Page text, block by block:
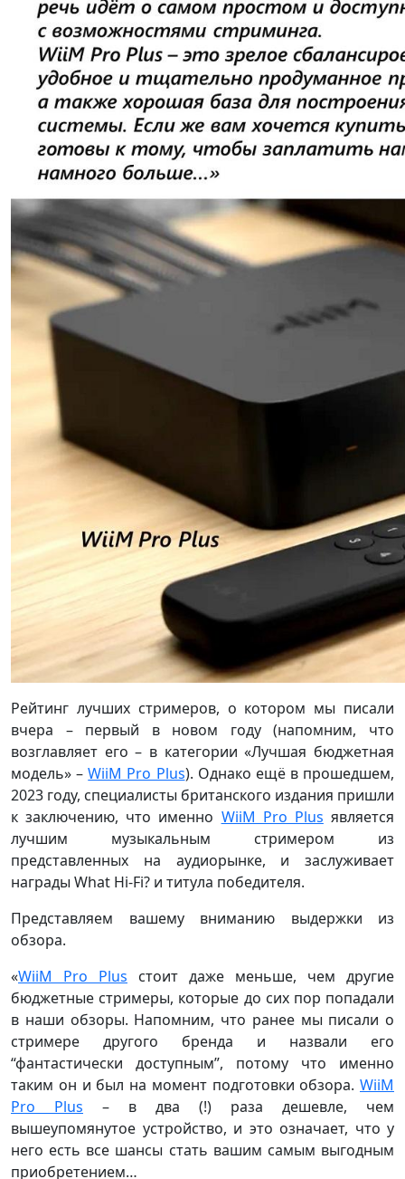
Рейтинг лучших стримеров, о котором мы писали
вчера – первый в новом году (напомним, что
возглавляет его – в категории «Лучшая бюджетная
модель» –WiiM Pro Plus). Однако ещё в прошедшем,
2023 году, специалисты британского издания пришли
к заключению, что именно WiiM Pro Plus является
лучшим музыкальным стримером из
представленных на аудиорынке, и заслуживает
награды What Hi-Fi? и титула победителя.
Представляем вашему вниманию выдержки из
обзора.
«WiiM Pro Plus стоит даже меньше, чем другие
бюджетные стримеры, которые до сих пор попадали
в наши обзоры. Напомним, что ранее мы писали о
стримере другого бренда и назвали его
“фантастически доступным”, потому что именно
таким он и был на момент подготовки обзора. WiiM
Pro Plus – в два (!) раза дешевле, чем
вышеупомянутое устройство, и это означает, что у
него есть все шансы стать вашим самым выгодным
приобретением…